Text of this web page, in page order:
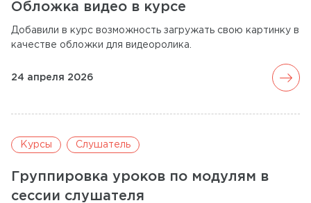
Обложка видео в курсе
Добавили в курс возможность загружать свою картинку в
качестве обложки для видеоролика.
24 апреля 2026 arrow_forward
Курсы Слушатель
Группировка уроков по модулям в
сессии слушателя